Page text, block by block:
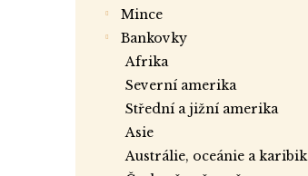
mince
bankovky
afrika
severní amerika
střední a jižní amerika
asie
austrálie, oceánie a karibik